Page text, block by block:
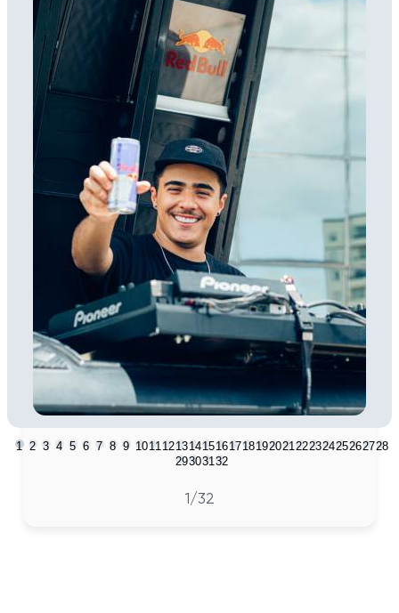
1 2 3 4 5 6 7 8 9 1011 12131415161718192021 22232425262728
293031 32
1/32